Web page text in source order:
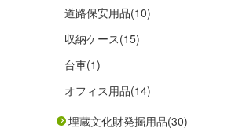
道路保安用品(10)
収納ケース(15)
台車(1)
オフィス用品(14)
埋蔵文化財発掘用品(30)